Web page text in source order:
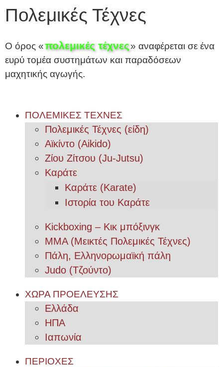
Πολεμικές Τέχνες
Ο όρος «πολεμικές τέχνες» αναφέρεται σε ένα
ευρύ τομέα συστημάτων και παραδόσεων
μαχητικής αγωγής.
ΠΟΛΕΜΙΚΕΣ ΤΕΧΝΕΣ
Πολεμικές Τέχνες (είδη)
Αϊκίντο (Aikido)
Ζίου Ζίτσου (Ju-Jutsu)
Καράτε
Καράτε (Karate)
Ιστορία του Καράτε
Kickboxing – Κικ μπόξινγκ
MMA (Μεικτές Πολεμικές Τέχνες)
Πάλη, Ελληνορωμαϊκή πάλη
Judo (Τζούντο)
ΧΩΡΑ ΠΡΟΕΛΕΥΣΗΣ
Ελλάδα
ΗΠΑ
Ιαπωνία
ΠΕΡΙΟΧΕΣ